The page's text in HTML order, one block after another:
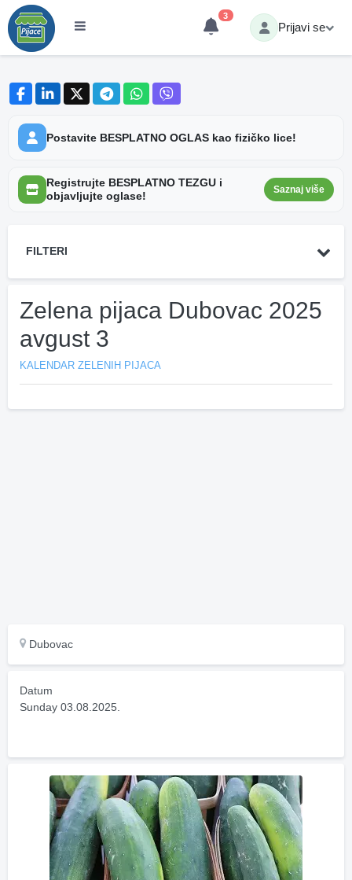
3
Prijavi se
Postavite BESPLATNO OGLAS kao fizičko lice!
Registrujte BESPLATNO TEZGU i
objavljujte oglase!
Saznaj više
FILTERI
Zelena pijaca Dubovac 2025
avgust 3
KALENDAR ZELENIH PIJACA
Dubovac
Datum
Sunday 03.08.2025.